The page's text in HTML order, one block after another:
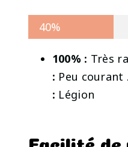
40%
100% : Très
: Peu courant .
: Légion
Facilité de